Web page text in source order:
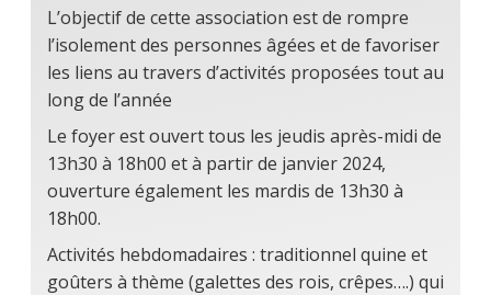
L’objectif de cette association est de rompre
l’isolement des personnes âgées et de favoriser
les liens au travers d’activités proposées tout au
long de l’année
Le foyer est ouvert tous les jeudis après-midi de
13h30 à 18h00 et à partir de janvier 2024,
ouverture également les mardis de 13h30 à
18h00.
Activités hebdomadaires : traditionnel quine et
goûters à thème (galettes des rois, crêpes….) qui